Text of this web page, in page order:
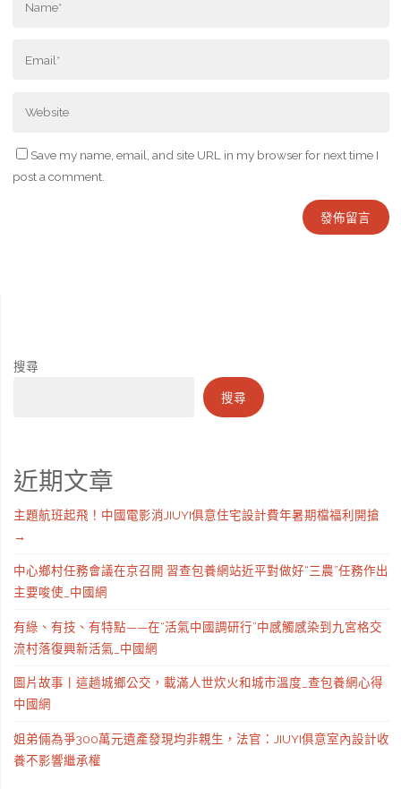
Save my name, email, and site URL in my browser for next time I
post a comment.
搜尋
搜尋
近期文章
主題航班起飛！中國電影消JIUYI俱意住宅設計費年暑期檔福利開搶
→
中心鄉村任務會議在京召開 習查包養網站近平對做好“三農”任務作出
主要唆使_中國網
有綠、有技、有特點——在“活氣中國調研行”中感觸感染到九宮格交
流村落復興新活氣_中國網
圖片故事丨這趟城鄉公交，載滿人世炊火和城市溫度_查包養網心得
中國網
姐弟倆為爭300萬元遺產發現均非親生，法官：JIUYI俱意室內設計收
養不影響繼承權